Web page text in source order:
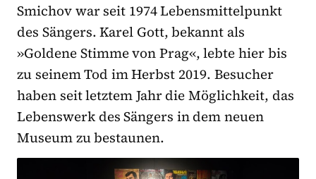
Smichov war seit 1974 Lebensmittelpunkt
des Sängers. Karel Gott, bekannt als
»Goldene Stimme von Prag«, lebte hier bis
zu seinem Tod im Herbst 2019. Besucher
haben seit letztem Jahr die Möglichkeit, das
Lebenswerk des Sängers in dem neuen
Museum zu bestaunen.